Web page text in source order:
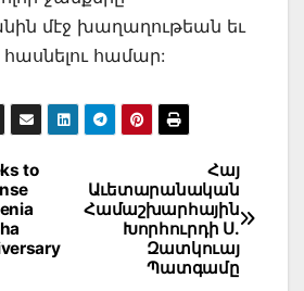
մէջ խաղաղութեան եւ
հասնելու համար:
Հայ
Աւետարանական
Համաշխարհային
Խորհուրդի Ս.
Զատկուայ
Պատգամը
to